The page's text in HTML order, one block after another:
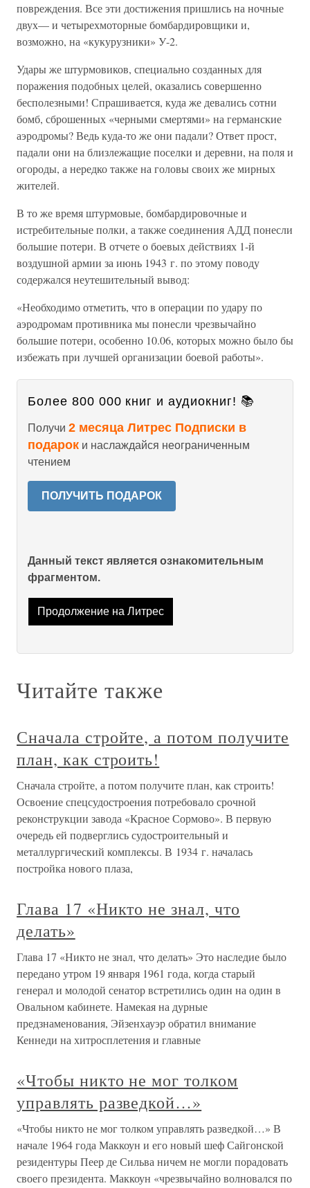
повреждения. Все эти достижения пришлись на ночные
двух— и четырехмоторные бомбардировщики и,
возможно, на «кукурузники» У-2.
Удары же штурмовиков, специально созданных для
поражения подобных целей, оказались совершенно
бесполезными! Спрашивается, куда же девались сотни
бомб, сброшенных «черными смертями» на германские
аэродромы? Ведь куда-то же они падали? Ответ прост,
падали они на близлежащие поселки и деревни, на поля и
огороды, а нередко также на головы своих же мирных
жителей.
В то же время штурмовые, бомбардировочные и
истребительные полки, а также соединения АДД понесли
большие потери. В отчете о боевых действиях 1-й
воздушной армии за июнь 1943 г. по этому поводу
содержался неутешительный вывод:
«Необходимо отметить, что в операции по удару по
аэродромам противника мы понесли чрезвычайно
большие потери, особенно 10.06, которых можно было бы
избежать при лучшей организации боевой работы».
Более 800 000 книг и аудиокниг! 📚
Получи 2 месяца Литрес Подписки в
подарок и наслаждайся неограниченным
чтением
ПОЛУЧИТЬ ПОДАРОК
Данный текст является ознакомительным
фрагментом.
Продолжение на Литрес
Читайте также
Сначала стройте, а потом получите
план, как строить!
Сначала стройте, а потом получите план, как строить!
Освоение спецсудостроения потребовало срочной
реконструкции завода «Красное Сормово». В первую
очередь ей подверглись судостроительный и
металлургический комплексы. В 1934 г. началась
постройка нового плаза,
Глава 17 «Никто не знал, что
делать»
Глава 17 «Никто не знал, что делать» Это наследие было
передано утром 19 января 1961 года, когда старый
генерал и молодой сенатор встретились один на один в
Овальном кабинете. Намекая на дурные
предзнаменования, Эйзенхауэр обратил внимание
Кеннеди на хитросплетения и главные
«Чтобы никто не мог толком
управлять разведкой…»
«Чтобы никто не мог толком управлять разведкой…» В
начале 1964 года Маккоун и его новый шеф Сайгонской
резидентуры Пеер де Сильва ничем не могли порадовать
своего президента. Маккоун «чрезвычайно волновался по